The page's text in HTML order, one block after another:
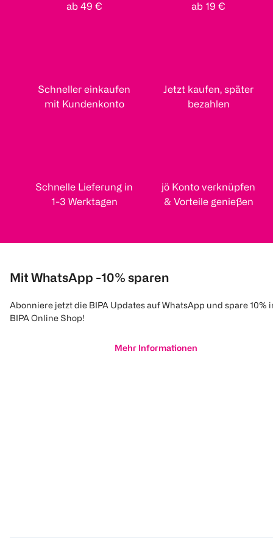
ab 49 €
ab 19 €
Schneller einkaufen
mit Kundenkonto
Jetzt kaufen, später
bezahlen
Schnelle Lieferung in
1-3 Werktagen
jö Konto verknüpfen
& Vorteile genießen
Mit WhatsApp -10% sparen
Abonniere jetzt die BIPA Updates auf WhatsApp und spare 10%
BIPA Online Shop!
Mehr Informationen